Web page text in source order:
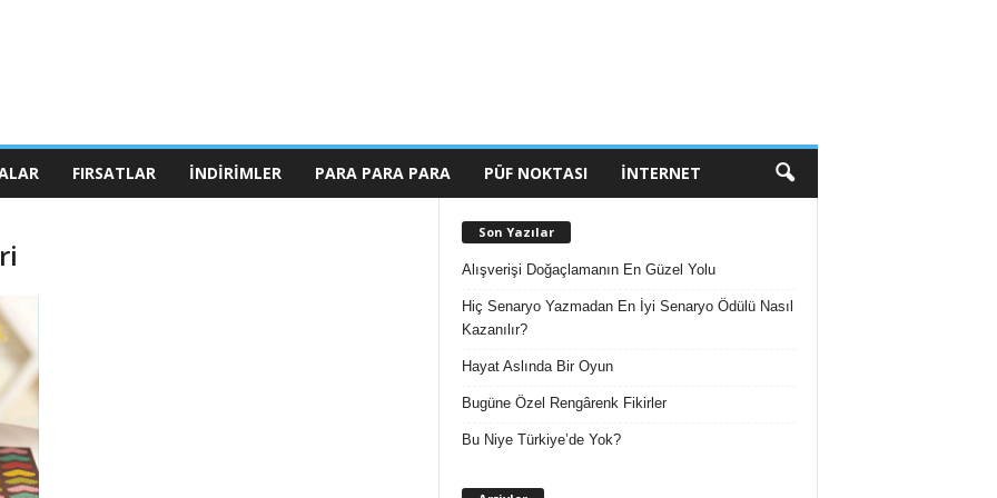
FIRSATLAR İNDIRIMLER PARA PARA PARA PÜF NOKTASI İNTERNET
Son Yazılar
Alışverişi Doğaçlamanın En Güzel Yolu
Hiç Senaryo Yazmadan En İyi Senaryo Ödülü Nasıl
Kazanılır?
Hayat Aslında Bir Oyun
Bugüne Özel Rengârenk Fikirler
Bu Niye Türkiye’de Yok?